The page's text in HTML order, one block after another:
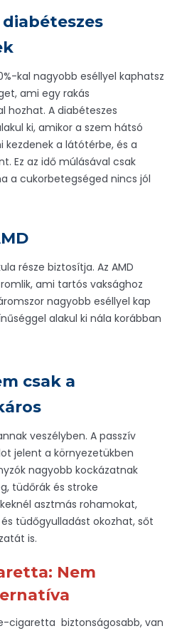
diabéteszes
kal nagyobb eséllyel kaphatsz
ami egy rakás
hozhat. A diabéteszes
ki, amikor a szem hátsó
kezdenek a látótérbe, és a
Ez az idő múlásával csak
a cukorbetegséged nincs jól
része biztosítja. Az AMD
ami tartós vaksághoz
nagyobb eséllyel kap
alakul ki nála korábban
csak a
veszélyben. A passzív
jelent a környezetükben
nagyobb kockázatnak
tüdőrák és stroke
asztmás rohamokat,
tüdőgyulladást okozhat, sőt
is.
Nem
cigaretta biztonságosabb, van